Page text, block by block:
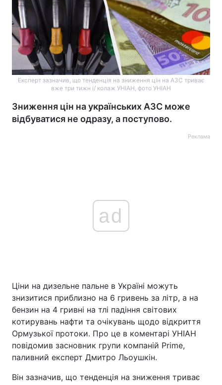
Головна Війна
Україна Політика
Економіка Світ
Спорт Наука
Техно і зв'язок Лайт
Експерт зазначив, що тенденція на зниження цін на АЗС триває
вже три тижн і/ колаж УНІАН, фото УНІАН
Зниження цін на українських АЗС може
відбуватися не одразу, а поступово.
Реклама
ad
Ціни на дизельне пальне в Україні можуть
знизитися приблизно на 6 гривень за літр, а на
бензин на 4 гривні на тлі падіння світових
котирувань нафти та очікувань щодо відкриття
Ормузької протоки. Про це в коментарі УНІАН
повідомив засновник групи компаній Prime,
паливний експерт Дмитро Льоушкін.
Він зазначив, що тенденція на зниження триває